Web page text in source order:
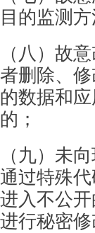
目的监测方
（八）故
者删除、
的数据和应
的；
（九）未
通过特殊
进入不公
进行秘密修